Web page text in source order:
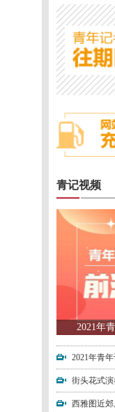
青记视频
2021年
2021年青
街头花式
西雅图近